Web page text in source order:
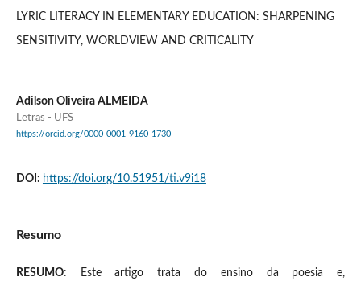
LYRIC LITERACY IN ELEMENTARY EDUCATION: SHARPENING
SENSITIVITY, WORLDVIEW AND CRITICALITY
Adilson Oliveira ALMEIDA
Letras - UFS
https://orcid.org/0000-0001-9160-1730
DOI: https://doi.org/10.51951/ti.v9i18
Resumo
RESUMO: Este artigo trata do ensino da poesia e,